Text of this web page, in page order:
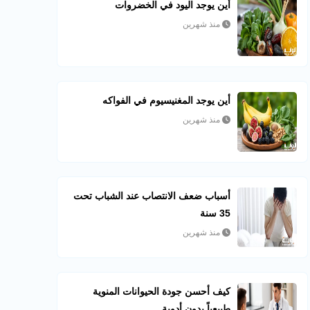
أين يوجد اليود في الخضروات
منذ شهرين
أين يوجد المغنيسيوم في الفواكه
منذ شهرين
أسباب ضعف الانتصاب عند الشباب تحت
35 سنة
منذ شهرين
كيف أحسن جودة الحيوانات المنوية